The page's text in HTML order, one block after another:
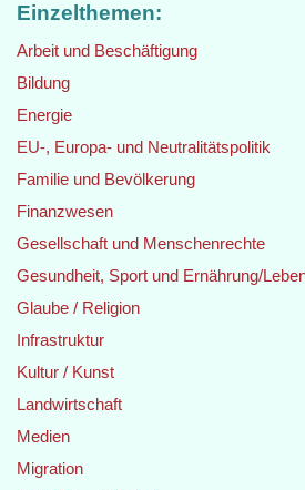
Einzelthemen:
Arbeit und Beschäftigung
Bildung
Energie
EU-, Europa- und Neutralitätspolitik
Familie und Bevölkerung
Finanzwesen
Gesellschaft und Menschenrechte
Gesundheit, Sport und Ernährung/
Glaube / Religion
Infrastruktur
Kultur / Kunst
Landwirtschaft
Medien
Migration